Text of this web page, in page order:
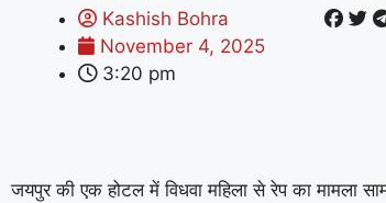
Kashish Bohra
November 4, 2025
3:20 pm
जयपुर की एक होटल में विधवा महिला से रेप का मामला